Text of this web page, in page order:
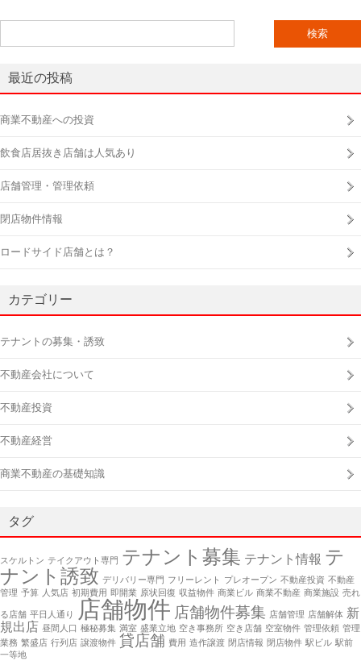
索:
最近の投稿
商業不動産への投資
飲食店居抜き店舗は人気あり
店舗管理・管理依頼
閉店物件情報
ロードサイド店舗とは？
カテゴリー
テナントの募集・誘致
不動産会社について
不動産投資
不動産経営
商業不動産の基礎知識
タグ
スケルトン テイクアウト専門 テナント募集 テナント情報 テ
ナント誘致 デリバリー専門 フリーレント プレオープン 不動産投資 不動産
管理 予算 人気店 初期費用 即開業 原状回復 収益物件 商業ビル 商業不動産 商業施設 売れ
る店舗 平日人通り 店舗物件 店舗物件募集 店舗管理 店舗解体 新
規出店 昼間人口 極秘募集 満室 盛業立地 空き事務所 空き店舗 空室物件 管理依頼 管理
業務 繁盛店 行列店 譲渡物件 貸店舗 費用 造作譲渡 閉店情報 閉店物件 駅ビル 駅前
一等地